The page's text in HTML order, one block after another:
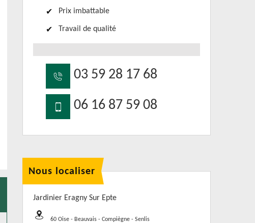
Prix imbattable
Travail de qualité
03 59 28 17 68
06 16 87 59 08
Nous localiser
Jardinier Eragny Sur Epte
60 Oise - Beauvais - Compiègne - Senlis